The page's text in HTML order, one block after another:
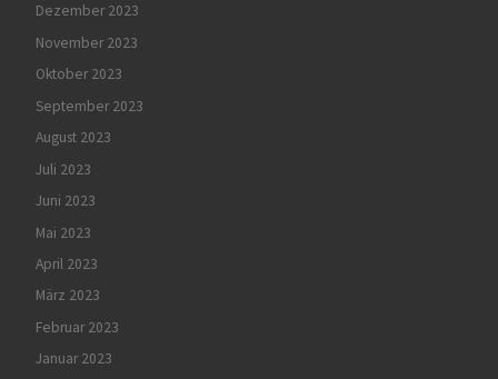
Dezember 2023
November 2023
Oktober 2023
September 2023
August 2023
Juli 2023
Juni 2023
Mai 2023
April 2023
März 2023
Februar 2023
Januar 2023